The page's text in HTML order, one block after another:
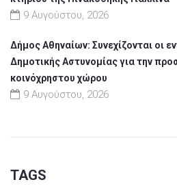
9 Αυγούστου, 2026
Δήμος Αθηναίων: Συνεχίζονται οι
Δημοτικής Αστυνομίας για την
κοινόχρηστου χώρου
9 Αυγούστου, 2026
TAGS